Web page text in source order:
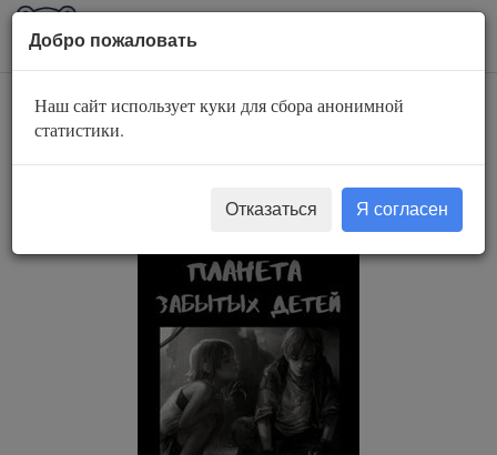
AuBook.org
Планета забытых
детей
Добро пожаловать
Наш сайт использует куки для сбора анонимной
статистики.
Отказаться Я согласен